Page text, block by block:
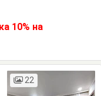
10% на
22